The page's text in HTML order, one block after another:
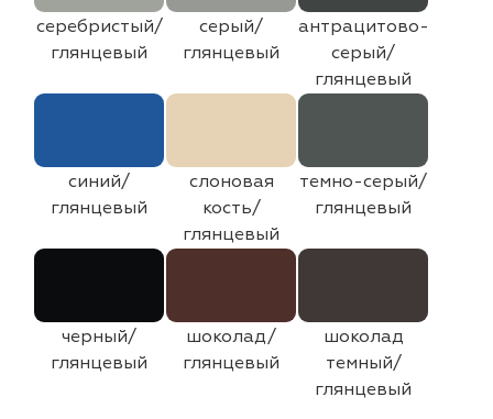
серебристый/
глянцевый
серый/
глянцевый
антрацитово-
серый/
глянцевый
синий/
глянцевый
слоновая
кость/
глянцевый
темно-серый/
глянцевый
черный/
глянцевый
шоколад/
глянцевый
шоколад
темный/
глянцевый